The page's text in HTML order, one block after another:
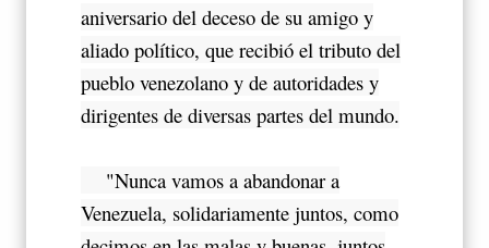
aniversario del deceso de su amigo y
aliado político, que recibió el tributo del
pueblo venezolano y de autoridades y
dirigentes de diversas partes del mundo.
"Nunca vamos a abandonar a
Venezuela, solidariamente juntos, como